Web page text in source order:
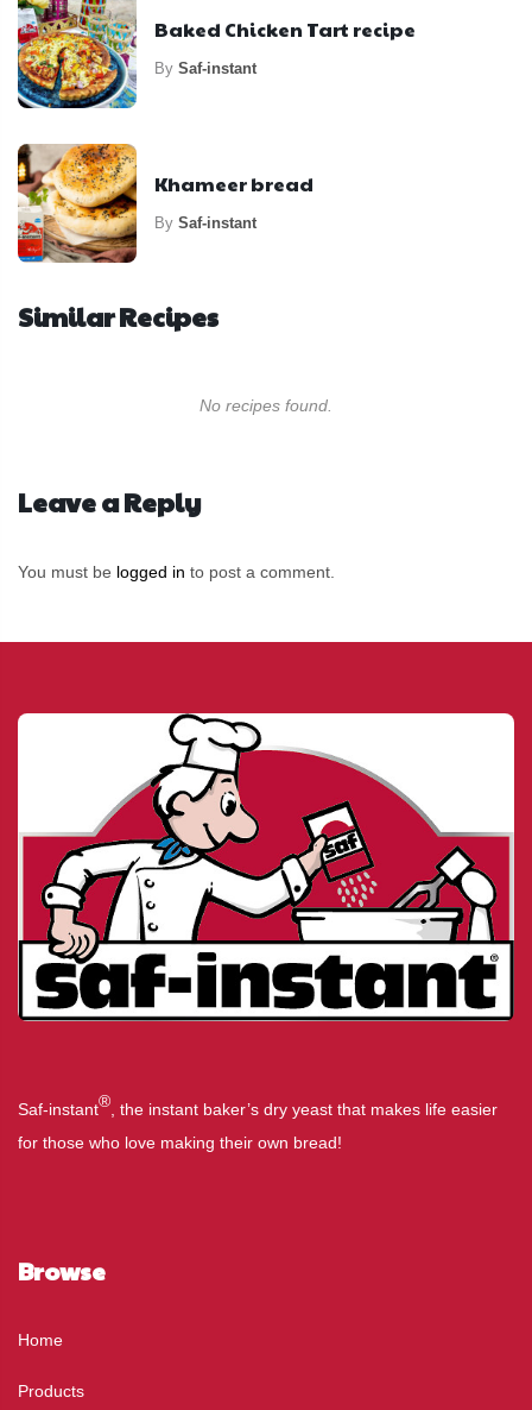
Baked Chicken Tart recipe
By Saf-instant
Khameer bread
By Saf-instant
Similar Recipes
No recipes found.
Leave a Reply
You must be logged in to post a comment.
Saf-instant®, the instant baker’s dry yeast that makes life easier
for those who love making their own bread!
Browse
Home
Products